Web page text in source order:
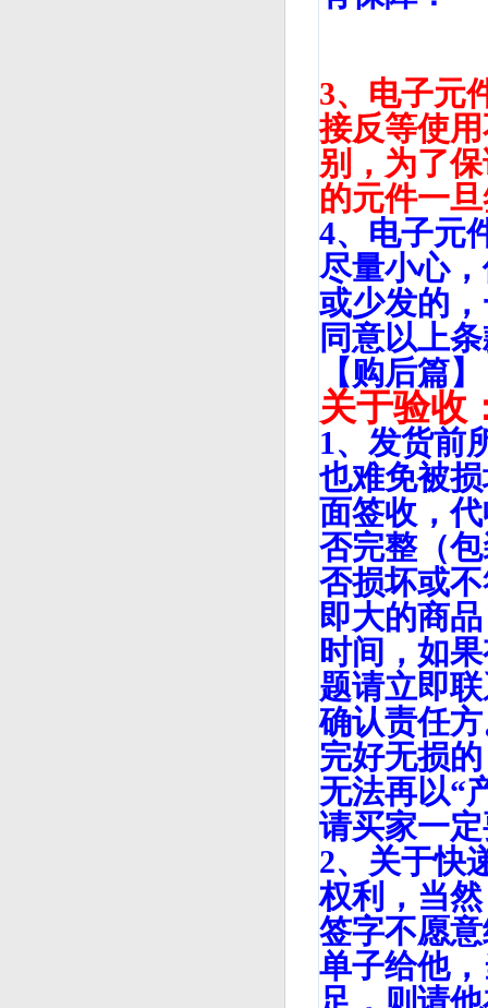
3、电子元
接反等使
别，为了
的元件一
4、电子元
尽量小心
或少发的
同意以上
【购后篇】
关于验收
1、发货前
也难免被
面签收，
否完整（
否损坏或
即大的商
时间，如
题请立即
确认责任
完好无损
无法再以“
请买家一
2、关于快
权利，当
签字不愿
单子给他